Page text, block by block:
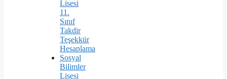
Lisesi
11.
Sınıf
Takdir
Teşekkür
Hesaplama
Sosyal
Bilimler
Lisesi